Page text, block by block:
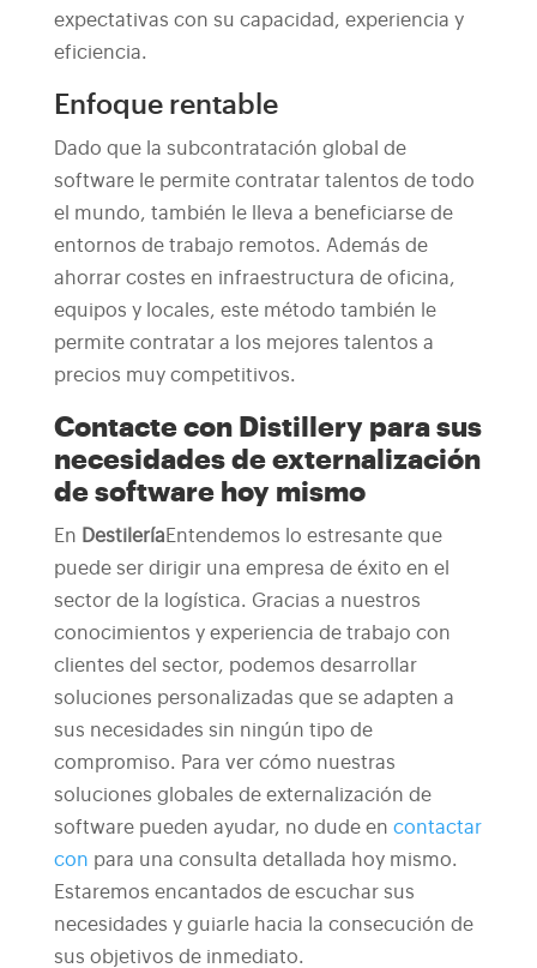
expectativas con su capacidad, experiencia y
eficiencia.
Enfoque rentable
Dado que la subcontratación global de
software le permite contratar talentos de todo
el mundo, también le lleva a beneficiarse de
entornos de trabajo remotos. Además de
ahorrar costes en infraestructura de oficina,
equipos y locales, este método también le
permite contratar a los mejores talentos a
precios muy competitivos.
Contacte con Distillery para sus
necesidades de externalización
de software hoy mismo
En DestileríaEntendemos lo estresante que
puede ser dirigir una empresa de éxito en el
sector de la logística. Gracias a nuestros
conocimientos y experiencia de trabajo con
clientes del sector, podemos desarrollar
soluciones personalizadas que se adapten a
sus necesidades sin ningún tipo de
compromiso. Para ver cómo nuestras
soluciones globales de externalización de
software pueden ayudar, no dude en contactar
con para una consulta detallada hoy mismo.
Estaremos encantados de escuchar sus
necesidades y guiarle hacia la consecución de
sus objetivos de inmediato.